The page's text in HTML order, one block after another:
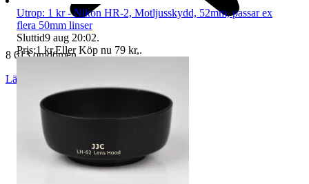
8 613 omdömen
Läs omdömen
Utrop: 1 kr - Nikon HR-2, Motljusskydd, 52mm, passar ex
flera 50mm linser
Sluttid9 aug 20:02.
Pris:1 kr,Eller Köp nu 79 kr,.